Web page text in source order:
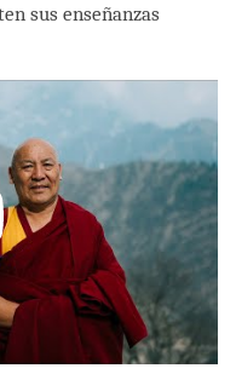
sus enseñanzas